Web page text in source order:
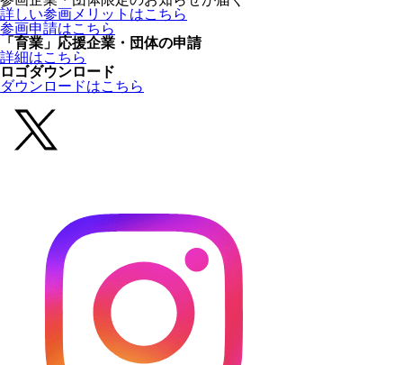
詳しい参画メリットはこちら
参画申請はこちら
「育業」応援企業・団体の申請
詳細はこちら
ロゴダウンロード
ダウンロードはこちら